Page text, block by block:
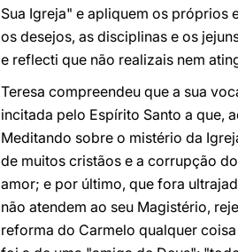
Sua Igreja" e apliquem os próprios
os desejos, as disciplinas e os
e reflecti que não realizais nem
Teresa compreendeu que a sua
incitada pelo Espírito Santo a que,
Meditando sobre o mistério da
de muitos cristãos e a corrupção
amor; e por último, que fora
não atendem ao seu Magistério,
reforma do Carmelo qualquer